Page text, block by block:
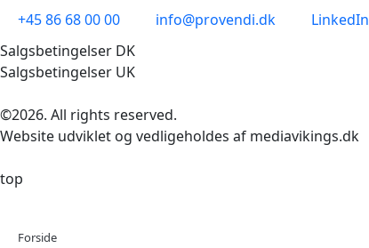
+45 86 68 00 00
info@provendi.dk
LinkedIn
Salgsbetingelser DK
Salgsbetingelser UK
©2026. All rights reserved.
Website udviklet og vedligeholdes af mediavikings.dk
top
Forside